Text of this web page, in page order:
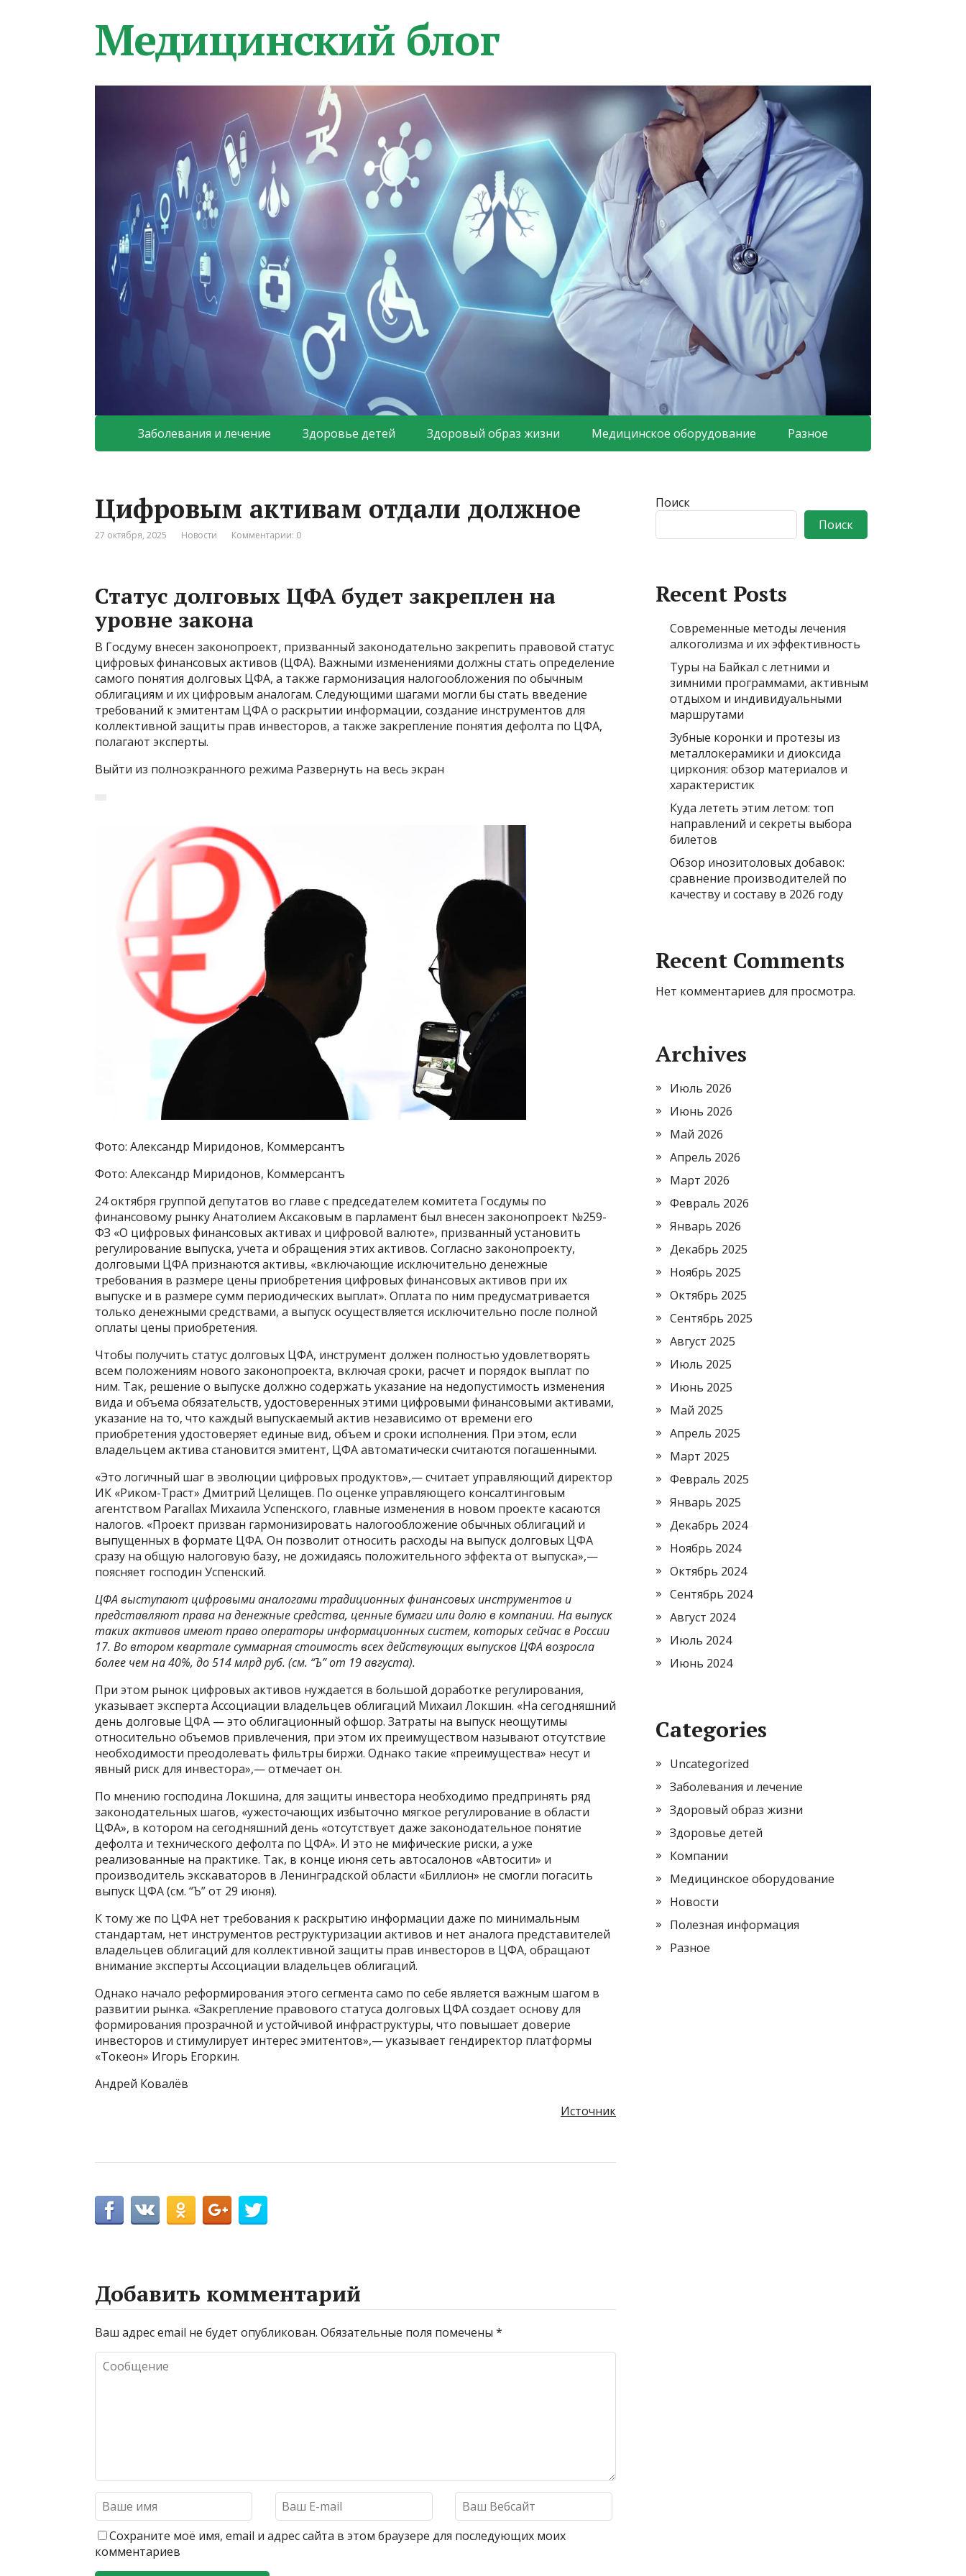
Медицинский блог
Заболевания и лечение Здоровье детей Здоровый образ жизни Медицинское оборудование Разное
Цифровым активам отдали должное
27 октября, 2025 Новости Комментарии: 0
Статус долговых ЦФА будет закреплен на
уровне закона
В Госдуму внесен законопроект, призванный законодательно закрепить правовой статус
цифровых финансовых активов (ЦФА). Важными изменениями должны стать определение
самого понятия долговых ЦФА, а также гармонизация налогообложения по обычным
облигациям и их цифровым аналогам. Следующими шагами могли бы стать введение
требований к эмитентам ЦФА о раскрытии информации, создание инструментов для
коллективной защиты прав инвесторов, а также закрепление понятия дефолта по ЦФА,
полагают эксперты.
Выйти из полноэкранного режима Развернуть на весь экран
Фото: Александр Миридонов, Коммерсантъ
Фото: Александр Миридонов, Коммерсантъ
24 октября группой депутатов во главе с председателем комитета Госдумы по
финансовому рынку Анатолием Аксаковым в парламент был внесен законопроект №259-
ФЗ «О цифровых финансовых активах и цифровой валюте», призванный установить
регулирование выпуска, учета и обращения этих активов. Согласно законопроекту,
долговыми ЦФА признаются активы, «включающие исключительно денежные
требования в размере цены приобретения цифровых финансовых активов при их
выпуске и в размере сумм периодических выплат». Оплата по ним предусматривается
только денежными средствами, а выпуск осуществляется исключительно после полной
оплаты цены приобретения.
Чтобы получить статус долговых ЦФА, инструмент должен полностью удовлетворять
всем положениям нового законопроекта, включая сроки, расчет и порядок выплат по
ним. Так, решение о выпуске должно содержать указание на недопустимость изменения
вида и объема обязательств, удостоверенных этими цифровыми финансовыми активами,
указание на то, что каждый выпускаемый актив независимо от времени его
приобретения удостоверяет единые вид, объем и сроки исполнения. При этом, если
владельцем актива становится эмитент, ЦФА автоматически считаются погашенными.
«Это логичный шаг в эволюции цифровых продуктов»,— считает управляющий директор
ИК «Риком-Траст» Дмитрий Целищев. По оценке управляющего консалтинговым
агентством Parallax Михаила Успенского, главные изменения в новом проекте касаются
налогов. «Проект призван гармонизировать налогообложение обычных облигаций и
выпущенных в формате ЦФА. Он позволит относить расходы на выпуск долговых ЦФА
сразу на общую налоговую базу, не дожидаясь положительного эффекта от выпуска»,—
поясняет господин Успенский.
ЦФА выступают цифровыми аналогами традиционных финансовых инструментов и
представляют права на денежные средства, ценные бумаги или долю в компании. На выпуск
таких активов имеют право операторы информационных систем, которых сейчас в России
17. Во втором квартале суммарная стоимость всех действующих выпусков ЦФА возросла
более чем на 40%, до 514 млрд руб. (см. “Ъ” от 19 августа).
При этом рынок цифровых активов нуждается в большой доработке регулирования,
указывает эксперта Ассоциации владельцев облигаций Михаил Локшин. «На сегодняшний
день долговые ЦФА — это облигационный офшор. Затраты на выпуск неощутимы
относительно объемов привлечения, при этом их преимуществом называют отсутствие
необходимости преодолевать фильтры биржи. Однако такие «преимущества» несут и
явный риск для инвестора»,— отмечает он.
По мнению господина Локшина, для защиты инвестора необходимо предпринять ряд
законодательных шагов, «ужесточающих избыточно мягкое регулирование в области
ЦФА», в котором на сегодняшний день «отсутствует даже законодательное понятие
дефолта и технического дефолта по ЦФА». И это не мифические риски, а уже
реализованные на практике. Так, в конце июня сеть автосалонов «Автосити» и
производитель экскаваторов в Ленинградской области «Биллион» не смогли погасить
выпуск ЦФА (см. “Ъ” от 29 июня).
К тому же по ЦФА нет требования к раскрытию информации даже по минимальным
стандартам, нет инструментов реструктуризации активов и нет аналога представителей
владельцев облигаций для коллективной защиты прав инвесторов в ЦФА, обращают
внимание эксперты Ассоциации владельцев облигаций.
Однако начало реформирования этого сегмента само по себе является важным шагом в
развитии рынка. «Закрепление правового статуса долговых ЦФА создает основу для
формирования прозрачной и устойчивой инфраструктуры, что повышает доверие
инвесторов и стимулирует интерес эмитентов»,— указывает гендиректор платформы
«Токеон» Игорь Егоркин.
Андрей Ковалёв
Источник
Добавить комментарий
Ваш адрес email не будет опубликован. Обязательные поля помечены *
Сохраните моё имя, email и адрес сайта в этом браузере для последующих моих
комментариев
Поиск
Поиск
Recent Posts
Современные методы лечения
алкоголизма и их эффективность
Туры на Байкал с летними и
зимними программами, активным
отдыхом и индивидуальными
маршрутами
Зубные коронки и протезы из
металлокерамики и диоксида
циркония: обзор материалов и
характеристик
Куда лететь этим летом: топ
направлений и секреты выбора
билетов
Обзор инозитоловых добавок:
сравнение производителей по
качеству и составу в 2026 году
Recent Comments
Нет комментариев для просмотра.
Archives
Июль 2026
Июнь 2026
Май 2026
Апрель 2026
Март 2026
Февраль 2026
Январь 2026
Декабрь 2025
Ноябрь 2025
Октябрь 2025
Сентябрь 2025
Август 2025
Июль 2025
Июнь 2025
Май 2025
Апрель 2025
Март 2025
Февраль 2025
Январь 2025
Декабрь 2024
Ноябрь 2024
Октябрь 2024
Сентябрь 2024
Август 2024
Июль 2024
Июнь 2024
Categories
Uncategorized
Заболевания и лечение
Здоровый образ жизни
Здоровье детей
Компании
Медицинское оборудование
Новости
Полезная информация
Разное